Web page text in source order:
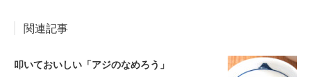
関連記事
叩いておいしい「アジのなめろう」